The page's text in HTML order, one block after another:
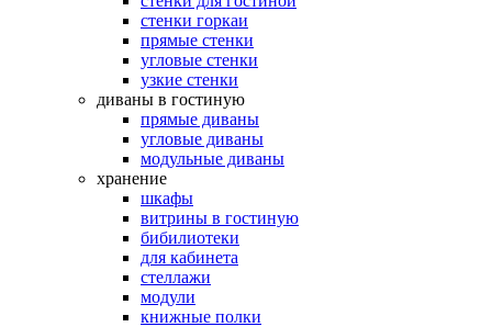
стенки горкаи
прямые стенки
угловые стенки
узкие стенки
диваны в гостиную
прямые диваны
угловые диваны
модульные диваны
хранение
шкафы
витрины в гостиную
бибилиотеки
для кабинета
стеллажи
модули
книжные полки